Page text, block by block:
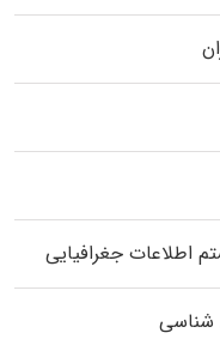
اطلاعات جغرافیایی
شناسی